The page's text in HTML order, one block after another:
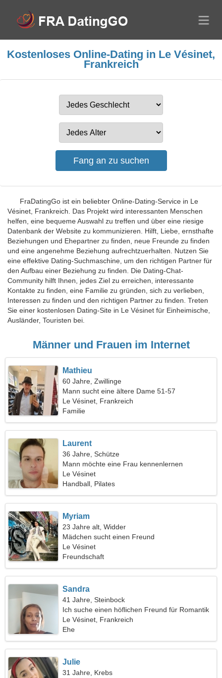
Kostenloses Online-Dating in Le Vésinet,
Frankreich
FraDatingGo ist ein beliebter Online-Dating-Service in Le
Vésinet, Frankreich. Das Projekt wird interessanten Menschen
helfen, eine bequeme Auswahl zu treffen und über eine riesige
Datenbank der Website zu kommunizieren. Hilft, Liebe, ernsthafte
Beziehungen und Ehepartner zu finden, neue Freunde zu finden
und eine angenehme Beziehung aufrechtzuerhalten. Nutzen Sie
eine effektive Dating-Suchmaschine, um den richtigen Partner für
den Aufbau einer Beziehung zu finden. Die Dating-Chat-
Community hilft Ihnen, jedes Ziel zu erreichen, interessante
Kontakte zu finden, eine Familie zu gründen, sich zu verlieben,
Interessen zu finden und den richtigen Partner zu finden. Treten
Sie einer kostenlosen Dating-Site in Le Vésinet für Einheimische,
Ausländer, Touristen bei.
Männer und Frauen im Internet
Mathieu
60 Jahre, Zwillinge
Mann sucht eine ältere Dame 51-57
Le Vésinet, Frankreich
Familie
Laurent
36 Jahre, Schütze
Mann möchte eine Frau kennenlernen
Le Vésinet
Handball, Pilates
Myriam
23 Jahre alt, Widder
Mädchen sucht einen Freund
Le Vésinet
Freundschaft
Sandra
41 Jahre, Steinbock
Ich suche einen höflichen Freund für Romantik
Le Vésinet, Frankreich
Ehe
Julie
31 Jahre, Krebs